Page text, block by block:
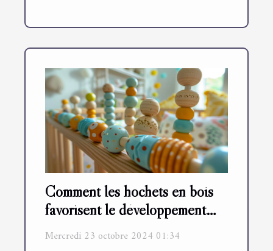
Comment les hochets en bois
favorisent le développement
sensoriel des bébés
Mercredi 23 octobre 2024 01:34